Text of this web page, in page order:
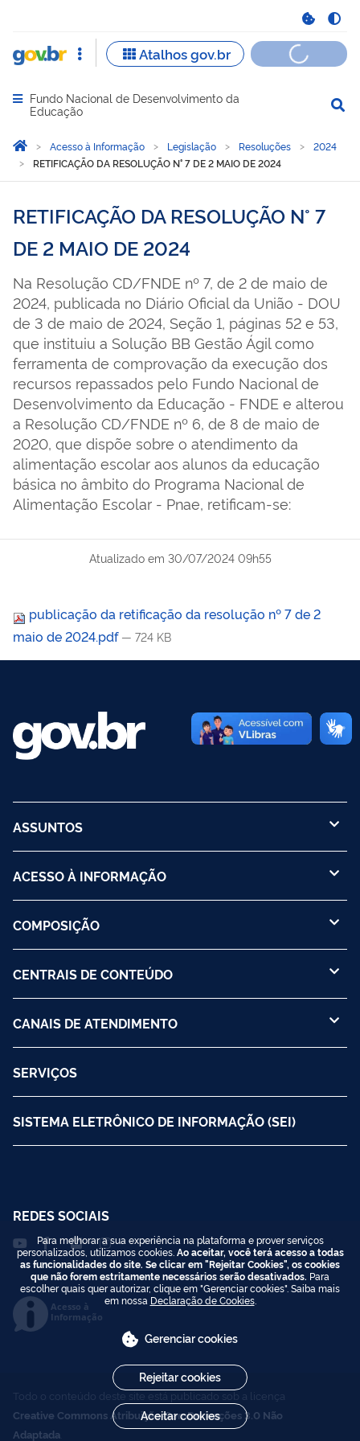
Abrir menu principal de navegação
Fundo Nacional de Desenvolvimento da
Educação
Você está aqui:
Página Inicial
Acesso à Informação Legislação Resoluções
2024
RETIFICAÇÃO DA RESOLUÇÃO N° 7 DE 2 MAIO DE 2024
RETIFICAÇÃO DA RESOLUÇÃO N° 7
DE 2 MAIO DE 2024
Na Resolução CD/FNDE nº 7, de 2 de maio de
2024, publicada no Diário Oficial da União - DOU
de 3 de maio de 2024, Seção 1, páginas 52 e 53,
que instituiu a Solução BB Gestão Ágil como
ferramenta de comprovação da execução dos
recursos repassados pelo Fundo Nacional de
Desenvolvimento da Educação - FNDE e alterou
a Resolução CD/FNDE nº 6, de 8 de maio de
2020, que dispõe sobre o atendimento da
alimentação escolar aos alunos da educação
básica no âmbito do Programa Nacional de
Alimentação Escolar - Pnae, retificam-se:
Atualizado em 30/07/2024 09h55
publicação da retificação da resolução nº 7 de 2
maio de 2024.pdf — 724 KB
ASSUNTOS
ACESSO À INFORMAÇÃO
COMPOSIÇÃO
CENTRAIS DE CONTEÚDO
CANAIS DE ATENDIMENTO
SERVIÇOS
SISTEMA ELETRÔNICO DE INFORMAÇÃO (SEI)
REDES SOCIAIS
Acesso à
Informação
Todo o conteúdo deste site está publicado sob a licença
Creative Commons Atribuição-SemDerivações 3.0 Não
Adaptada
Para melhorar a sua experiência na plataforma e prover serviços
personalizados, utilizamos cookies. Ao aceitar, você terá acesso a todas
as funcionalidades do site. Se clicar em "Rejeitar Cookies", os cookies
que não forem estritamente necessários serão desativados. Para
escolher quais quer autorizar, clique em "Gerenciar cookies". Saiba mais
em nossa Declaração de Cookies.
Gerenciar cookies
Rejeitar cookies
Aceitar cookies